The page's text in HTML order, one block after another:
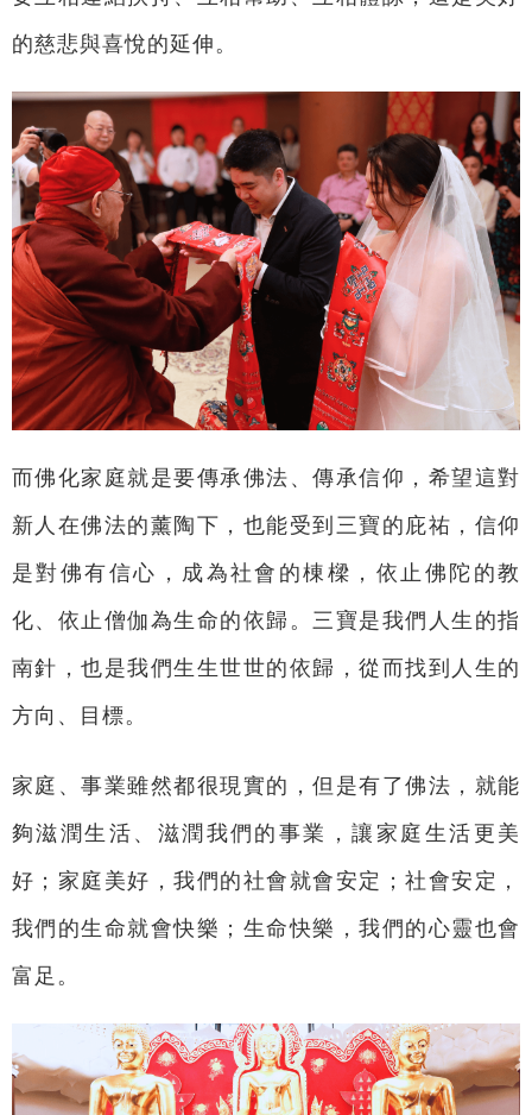
的慈悲與喜悅的延伸。
而佛化家庭就是要傳承佛法、傳承信仰，希望這對
新人在佛法的薰陶下，也能受到三寶的庇祐，信仰
是對佛有信心，成為社會的棟樑，依止佛陀的教
化、依止僧伽為生命的依歸。三寶是我們人生的指
南針，也是我們生生世世的依歸，從而找到人生的
方向、目標。
家庭、事業雖然都很現實的，但是有了佛法，就能
夠滋潤生活、滋潤我們的事業，讓家庭生活更美
好；家庭美好，我們的社會就會安定；社會安定，
我們的生命就會快樂；生命快樂，我們的心靈也會
富足。